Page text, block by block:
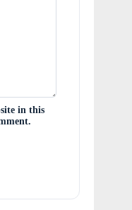
in this